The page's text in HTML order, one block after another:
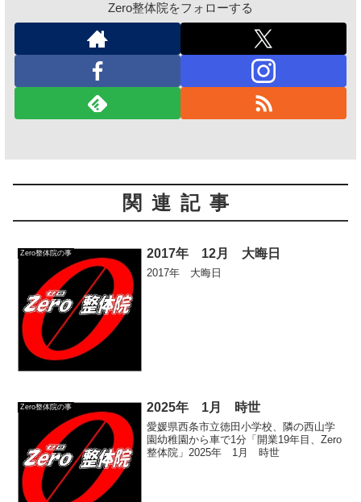
Zero整体院をフォローする
関連記事
Zero整体院の事 2017年 12月 大晦日
2017年 大晦日
Zero整体院の事 2025年 1月 時世
愛媛県西条市立徳田小学校、隣の西山学
園幼稚園から車で1分「開業19年目、Zero
整体院」2025年 1月 時世